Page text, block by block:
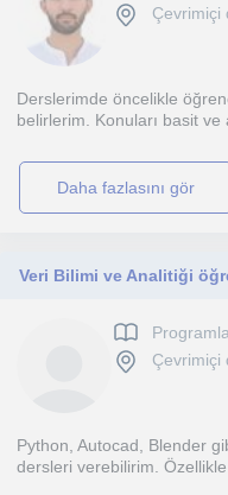
Çevrimiçi
Derslerimde öncelikle
belirlerim. Konuları basit ve
daha fazlasını gör
Çevrimiçi
Python, Autocad, Blender
dersleri verebilirim.